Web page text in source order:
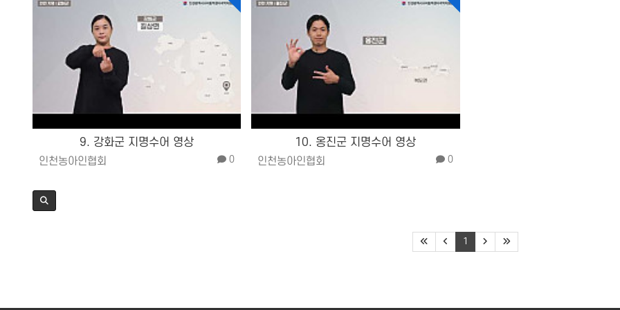
9. 강화군 지명수어 영상
인천농아인협회
0
10. 옹진군 지명수어 영상
인천농아인협회
0
1